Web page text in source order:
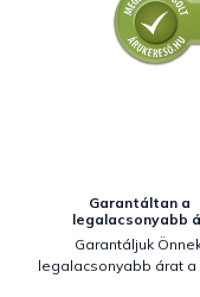
Garantáltan a
legalacsonyabb
Garantáljuk
legalacsonyabb árat a